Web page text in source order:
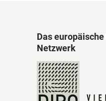
Das
Netzwerk